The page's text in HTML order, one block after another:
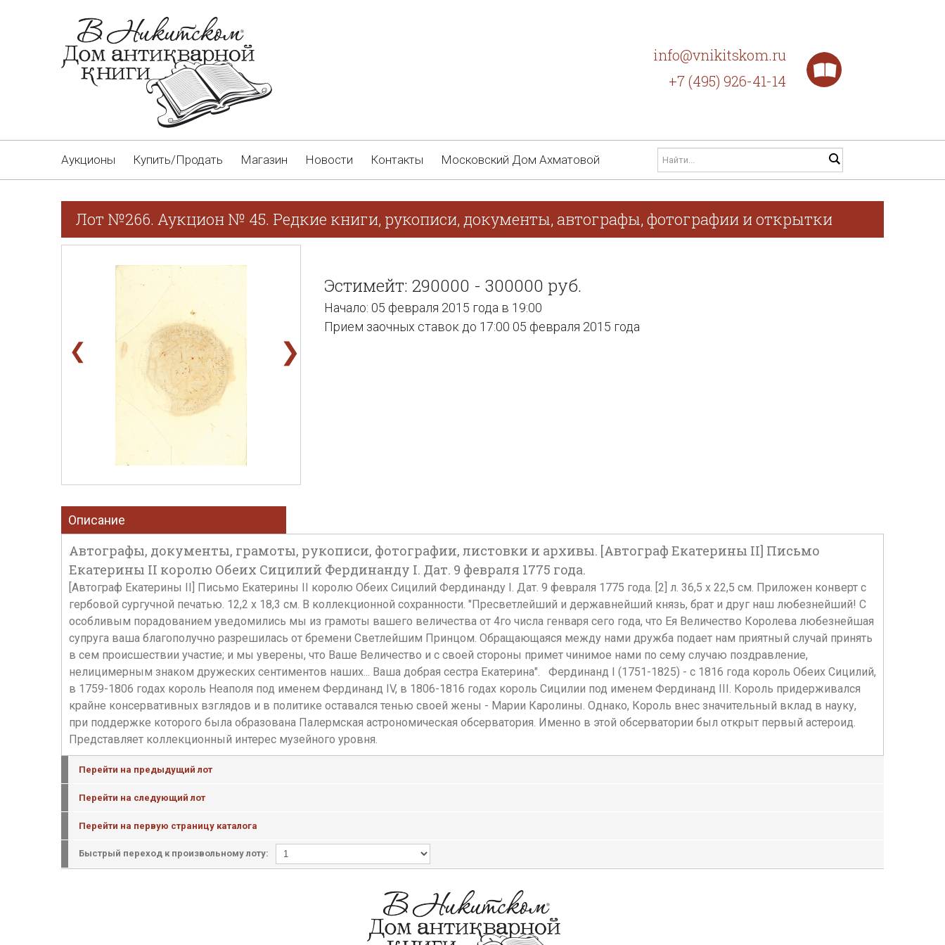
info@vnikitskom.ru
+7 (495) 926-41-14
Аукционы Купить/Продать Магазин Новости Контакты Московский Дом Ахматовой
Лот №266. Аукцион № 45. Редкие книги, рукописи, документы, автографы, фотографии и открытки
❮ ❯
Эстимейт: 290000 - 300000 руб.
Начало: 05 февраля 2015 года в 19:00
Прием заочных ставок до 17:00 05 февраля 2015 года
Описание
Автографы, документы, грамоты, рукописи, фотографии, листовки и архивы. [Автограф Екатерины II] Письмо
Екатерины II королю Обеих Сицилий Фердинанду I. Дат. 9 февраля 1775 года.
[Автограф Екатерины II] Письмо Екатерины II королю Обеих Сицилий Фердинанду I. Дат. 9 февраля 1775 года. [2] л. 36,5 х 22,5 см. Приложен конверт с
гербовой сургучной печатью. 12,2 х 18,3 см. В коллекционной сохранности. "Пресветлейший и державнейший князь, брат и друг наш любезнейший! С
особливым порадованием уведомились мы из грамоты вашего величества от 4го числа генваря сего года, что Ея Величество Королева любезнейшая
супруга ваша благополучно разрешилась от бремени Светлейшим Принцом. Обращающаяся между нами дружба подает нам приятный случай принять
в сем происшествии участие; и мы уверены, что Ваше Величество и с своей стороны примет чинимое нами по сему случаю поздравление,
нелицимерным знаком дружеских сентиментов наших... Ваша добрая сестра Екатерина". Фердинанд I (1751-1825) - с 1816 года король Обеих Сицилий,
в 1759-1806 годах король Неаполя под именем Фердинанд IV, в 1806-1816 годах король Сицилии под именем Фердинанд III. Король придерживался
крайне консервативных взглядов и в политике оставался тенью своей жены - Марии Каролины. Однако, Король внес значительный вклад в науку,
при поддержке которого была образована Палермская астрономическая обсерватория. Именно в этой обсерватории был открыт первый астероид.
Представляет коллекционный интерес музейного уровня.
Перейти на предыдущий лот
Перейти на следующий лот
Перейти на первую страницу каталога
Быстрый переход к произвольному лоту: